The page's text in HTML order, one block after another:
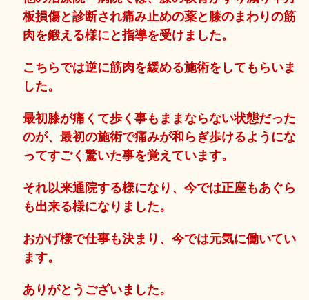
板損傷と診断され痛み止めの薬と膝のまわりの筋
肉を鍛える様にと指導を受けました。
こちらでは逆に筋肉を緩める施術をしてもらいま
した。
最初膝が痛くて歩く事もままならない状態だった
のが、最初の施術で痛みが和らぎ歩けるようにな
ってすごく驚いた事を覚えています。
それ以来通院する様になり、今では正座もあぐら
も出来る様になりました。
おかげ様で仕事も決まり、今では元気に働いてい
ます。
ありがとうございました。